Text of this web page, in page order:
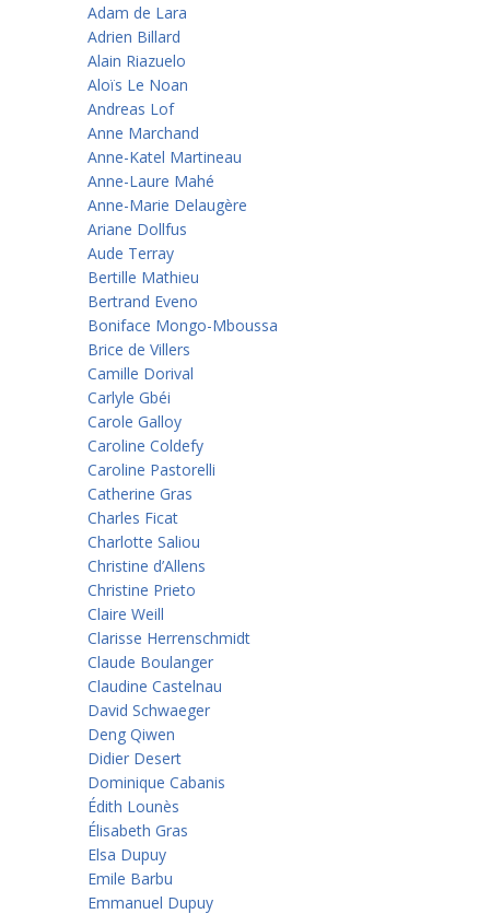
Adam de Lara
Adrien Billard
Alain Riazuelo
Aloïs Le Noan
Andreas Lof
Anne Marchand
Anne-Katel Martineau
Anne-Laure Mahé
Anne-Marie Delaugère
Ariane Dollfus
Aude Terray
Bertille Mathieu
Bertrand Eveno
Boniface Mongo-Mboussa
Brice de Villers
Camille Dorival
Carlyle Gbéi
Carole Galloy
Caroline Coldefy
Caroline Pastorelli
Catherine Gras
Charles Ficat
Charlotte Saliou
Christine d’Allens
Christine Prieto
Claire Weill
Clarisse Herrenschmidt
Claude Boulanger
Claudine Castelnau
David Schwaeger
Deng Qiwen
Didier Desert
Dominique Cabanis
Édith Lounès
Élisabeth Gras
Elsa Dupuy
Emile Barbu
Emmanuel Dupuy